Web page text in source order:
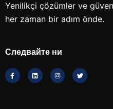
Yenilikçi çözümler ve
her zaman bir adım önde.
Следвайте ни